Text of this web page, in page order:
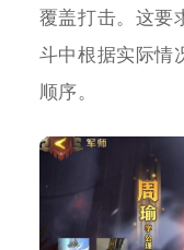
覆盖打击。这要
斗中根据实际情
顺序。